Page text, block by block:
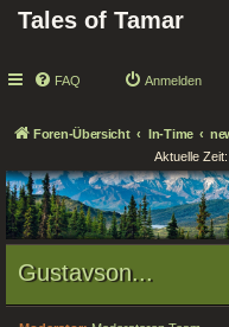
Tales of Tamar
FAQ Anmelden
Foren-Übersicht In-Time new
Aktuelle
Gustavson...